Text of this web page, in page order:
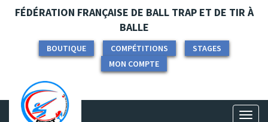
Panneau de gestion des cookies
FÉDÉRATION FRANÇAISE DE BALL TRAP ET DE TIR À
BALLE
BOUTIQUE COMPÉTITIONS
STAGES
MON COMPTE